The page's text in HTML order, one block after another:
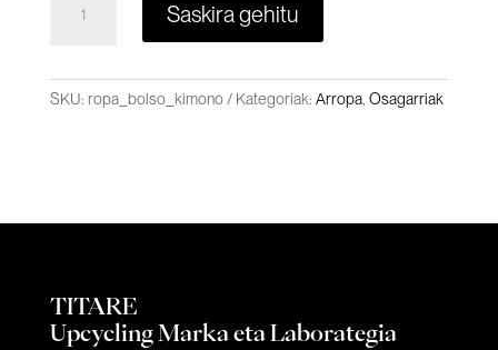
FORMAKO
Saskira gehitu
SKU: ropa_bolso_kimono Kategoriak: Arropa, Osagarriak
TITARE
Upcycling Marka eta Laborategia